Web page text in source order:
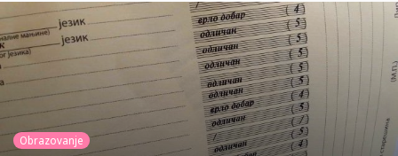
Obrazovanje